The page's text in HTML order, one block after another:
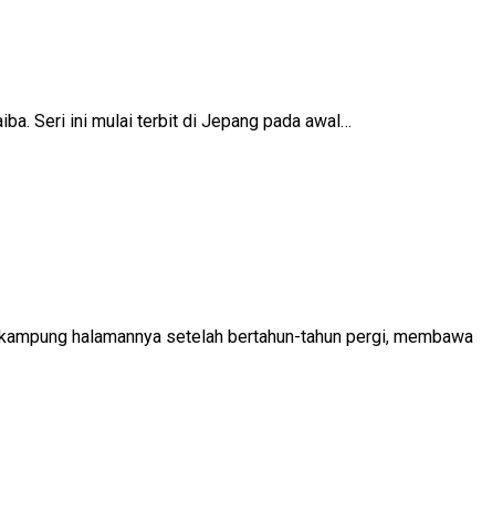
Seri ini mulai terbit di Jepang pada awal…
halamannya setelah bertahun-tahun pergi, membawa